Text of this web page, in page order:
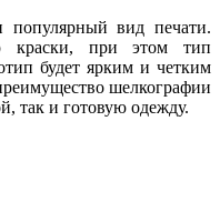
вид печати.
краски, при этом тип
будет ярким и четким
шелкографии
так и готовую одежду.